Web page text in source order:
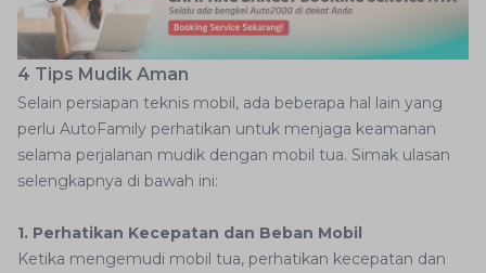
4 Tips Mudik Aman
Selain persiapan teknis mobil, ada beberapa hal lain yang
perlu AutoFamily perhatikan untuk menjaga keamanan
selama perjalanan mudik dengan mobil tua. Simak ulasan
selengkapnya di bawah ini:
1. Perhatikan Kecepatan dan Beban Mobil
Ketika mengemudi mobil tua, perhatikan kecepatan dan